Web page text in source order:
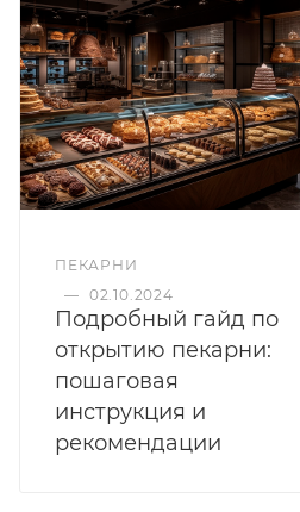
ПЕКАРНИ
— 02.10.2024
Подробный гайд по
открытию пекарни:
пошаговая
инструкция и
рекомендации